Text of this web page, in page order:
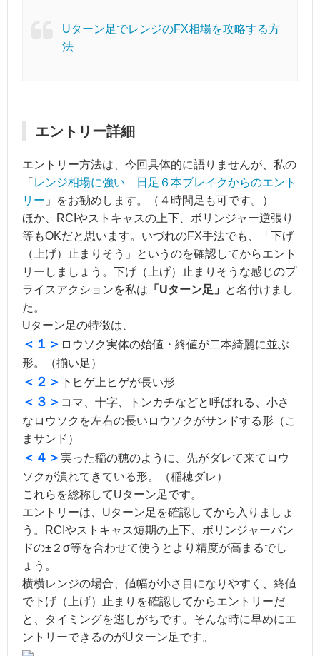
Uターン足でレンジのFX相場を攻略する方
法
エントリー詳細
エントリー方法は、今回具体的に語りませんが、私の
「 レンジ相場に強い 日足６本ブレイクからのエント
リー 」をお勧めします。（４時間足も可です。）
ほか、RCIやストキャスの上下、ボリンジャー逆張り
等もOKだと思います。いづれのFX手法でも、「下げ
（上げ）止まりそう」というのを確認してからエント
リーしましょう。下げ（上げ）止まりそうな感じのプ
ライスアクションを私は 「Uターン足」
と名付けまし
た。
Uターン足の特徴は、
＜１＞ ロウソク実体の始値・終値が二本綺麗に並ぶ
形。（揃い足）
＜２＞下ヒゲ上ヒゲが長い形
＜３＞ コマ、十字、トンカチなどと呼ばれる、小さ
なロウソクを左右の長いロウソクがサンドする形（こ
まサンド）
＜４＞実った稲の穂のように、先がダレて来てロウ
ソクが潰れてきている形。（稲穂ダレ）
これらを総称してUターン足です。
エントリーは、Uターン足を確認してから入りましょ
う。RCIやストキャス短期の上下、ボリンジャーバン
ドの±２σ等を合わせて使うとより精度が高まるでし
ょう。
横横レンジの場合、値幅が小さ目になりやすく、終値
で下げ（上げ）止まりを確認してからエントリーだ
と、タイミングを逃しがちです。そんな時に早めにエ
ントリーできるのがUターン足です。